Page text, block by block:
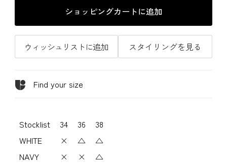
ショッピングカートに追加
ウィッシュリストに追加 スタイリングを見る
Find your size
Stocklist 34 36
38
WHITE
× △
△
NAVY
× ×
△